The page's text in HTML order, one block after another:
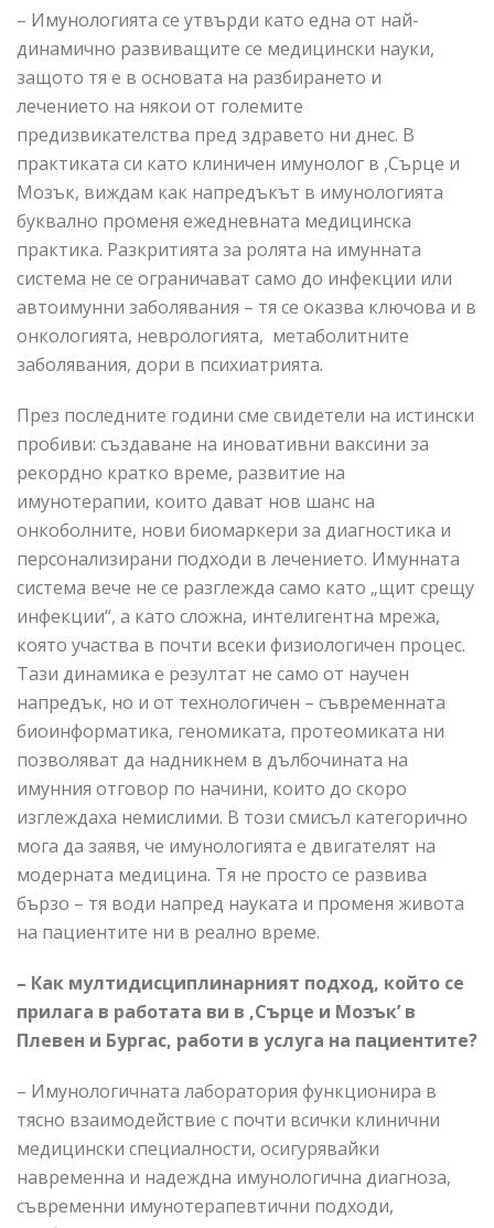
– Имунологията се утвърди като една от най-
динамично развиващите се медицински науки,
защото тя е в основата на разбирането и
лечението на някои от големите
предизвикателства пред здравето ни днес. В
практиката си като клиничен имунолог в ,Сърце и
Мозък, виждам как напредъкът в имунологията
буквално променя ежедневната медицинска
практика. Разкритията за ролята на имунната
система не се ограничават само до инфекции или
автоимунни заболявания – тя се оказва ключова и в
онкологията, неврологията, метаболитните
заболявания, дори в психиатрията.
През последните години сме свидетели на истински
пробиви: създаване на иновативни ваксини за
рекордно кратко време, развитие на
имунотерапии, които дават нов шанс на
онкоболните, нови биомаркери за диагностика и
персонализирани подходи в лечението. Имунната
система вече не се разглежда само като „щит срещу
инфекции“, а като сложна, интелигентна мрежа,
която участва в почти всеки физиологичен процес.
Тази динамика е резултат не само от научен
напредък, но и от технологичен – съвременната
биоинформатика, геномиката, протеомиката ни
позволяват да надникнем в дълбочината на
имунния отговор по начини, които до скоро
изглеждаха немислими. В този смисъл категорично
мога да заявя, че имунологията е двигателят на
модерната медицина. Тя не просто се развива
бързо – тя води напред науката и променя живота
на пациентите ни в реално време.
– Как мултидисциплинарният подход, който се
прилага в работата ви в ,Сърце и Мозък’ в
Плевен и Бургас, работи в услуга на пациентите?
– Имунологичната лаборатория функционира в
тясно взаимодействие с почти всички клинични
медицински специалности, осигурявайки
навременна и надеждна имунологична диагноза,
съвременни имунотерапевтични подходи,